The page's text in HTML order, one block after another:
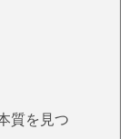
質を見つ